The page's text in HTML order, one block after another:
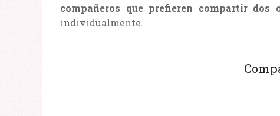
compañeros que prefieren compartir dos
individualmente.